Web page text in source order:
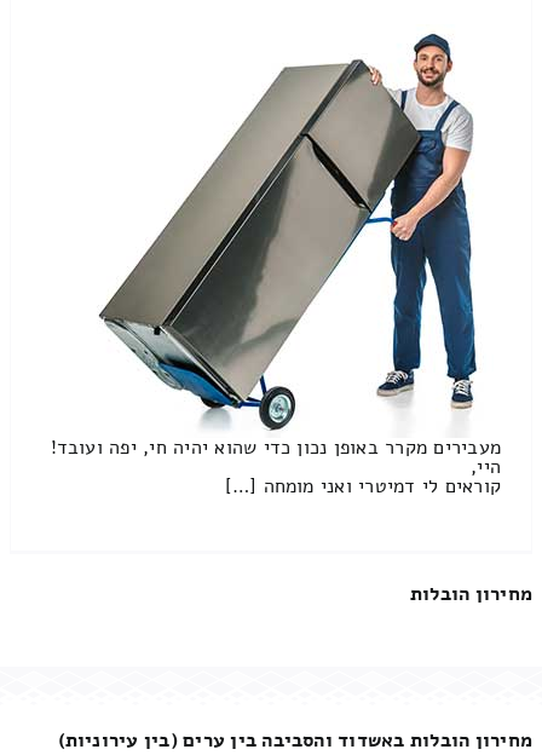
מעבירים מקרר באופן נכון כדי שהוא יהיה חי, יפה ועובד!
היי,
קוראים לי דמיטרי ואני מומחה […]
מחירון הובלות
מחירון הובלות באשדוד והסביבה בין ערים (בין עירוניות)